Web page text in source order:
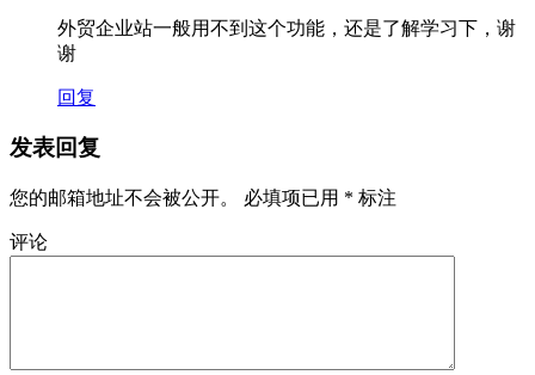
外贸企业站一般用不到这个功能，还是了解学习下，谢
谢
回复
发表回复
您的邮箱地址不会被公开。 必填项已用 * 标注
评论